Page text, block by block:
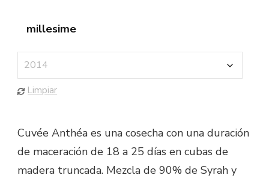
millesime
Limpiar
Cuvée Anthéa es una cosecha con una duración
de maceración de 18 a 25 días en cubas de
madera truncada. Mezcla de 90% de Syrah y